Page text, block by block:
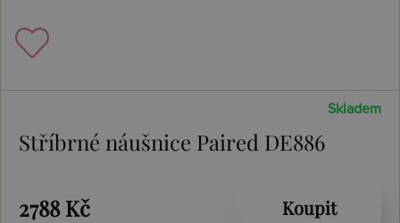
Skladem
Stříbrné náušnice Paired DE886
2788 Kč Koupit